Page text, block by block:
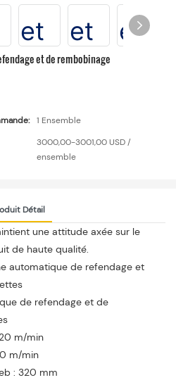
et de rembobinage
1 Ensemble
3000,00-3001,00 USD /
ensemble
Détail
une attitude axée sur le
de haute qualité.
automatique de refendage et
de refendage et de
m/min
m/min
: 320 mm